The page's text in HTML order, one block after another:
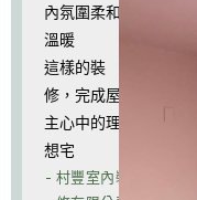
內氛圍柔和
溫暖
這樣的裝
修，完成屋
主心中的理
想宅
- 村豐室內裝